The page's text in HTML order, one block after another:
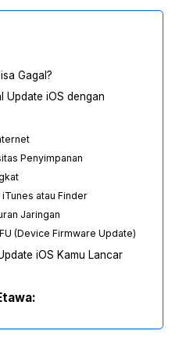
Gagal?
Update iOS dengan
Penyimpanan
atau Finder
Jaringan
(Device Firmware Update)
iOS Kamu Lancar